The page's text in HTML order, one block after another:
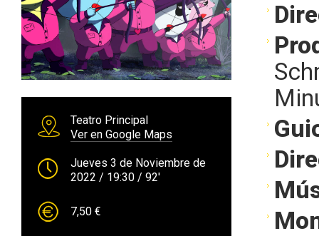
Teatro Principal
Ver en Google Maps
Jueves 3 de Noviembre de
2022 / 19:30 / 92'
7,50 €